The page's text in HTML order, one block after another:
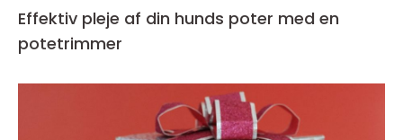
Effektiv pleje af din hunds poter med en
potetrimmer